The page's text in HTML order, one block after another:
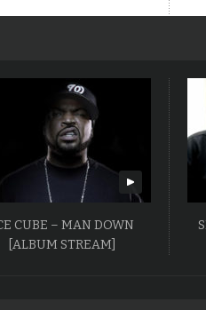
CUBE – MAN DOWN
[ALBUM STREAM]